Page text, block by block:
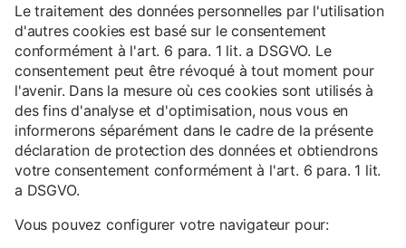
Le traitement des données personnelles par l'utilisation
d'autres cookies est basé sur le consentement
conformément à l'art. 6 para. 1 lit. a DSGVO. Le
consentement peut être révoqué à tout moment pour
l'avenir. Dans la mesure où ces cookies sont utilisés à
des fins d'analyse et d'optimisation, nous vous en
informerons séparément dans le cadre de la présente
déclaration de protection des données et obtiendrons
votre consentement conformément à l'art. 6 para. 1 lit.
a DSGVO.
Vous pouvez configurer votre navigateur pour: